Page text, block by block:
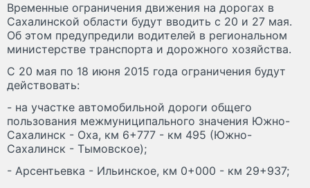
Временные ограничения движения на дорогах в
Сахалинской области будут вводить с 20 и 27 мая.
Об этом предупредили водителей в региональном
министерстве транспорта и дорожного хозяйства.
С 20 мая по 18 июня 2015 года ограничения будут
действовать:
- на участке автомобильной дороги общего
пользования межмуниципального значения Южно-
Сахалинск - Оха, км 6+777 - км 495 (Южно-
Сахалинск - Тымовское);
- Арсентьевка - Ильинское, км 0+000 - км 29+937;